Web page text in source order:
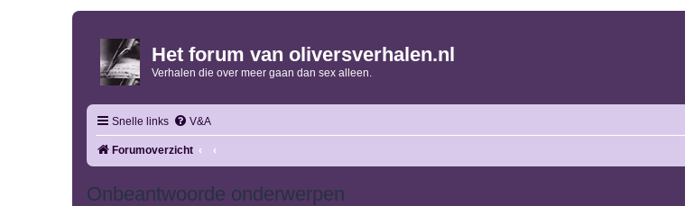
Het forum van oliversverhalen.nl
Verhalen die over meer gaan dan sex alleen.
Snelle links V&A
Forumoverzicht
Onbeantwoorde onderwerpen